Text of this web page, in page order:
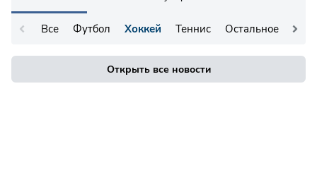
Все Футбол Хоккей Теннис Остальное
Открыть все новости